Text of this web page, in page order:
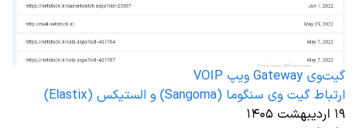
گیت‌وی Gateway ویپ VOIP
ارتباط گیت وی سنگوما (Sangoma) و الستیکس (Elastix)
۱۹ اردیبهشت ۱۴۰۵